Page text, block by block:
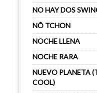
NO HAY DOS
NÔ TCHON
NOCHE LLENA
NOCHE RARA
NUEVO PLANETA
COOL)